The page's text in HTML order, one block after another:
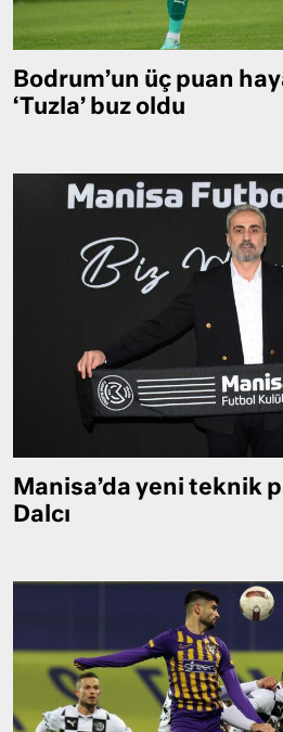
Bodrum’un üç puan
‘Tuzla’ buz oldu
Manisa’da yeni teknik
Dalcı